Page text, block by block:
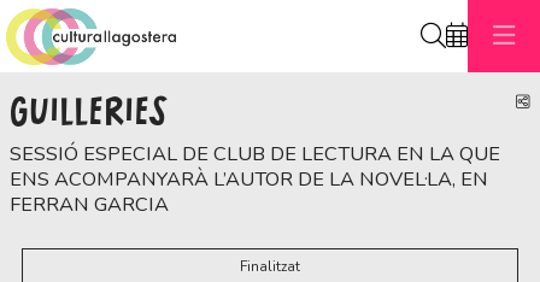
GUILLERIES
SESSIÓ ESPECIAL DE CLUB DE LECTURA EN LA QUE
ENS ACOMPANYARÀ L’AUTOR DE LA NOVEL·LA, EN
FERRAN GARCIA
Finalitzat